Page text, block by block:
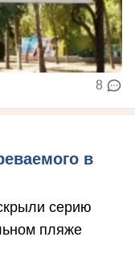
8
в
серию
пляже